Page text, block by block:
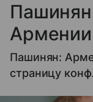
Армении
Пашинян:
страницу